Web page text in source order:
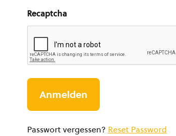
Recaptcha
Passwort vergessen? Reset Password